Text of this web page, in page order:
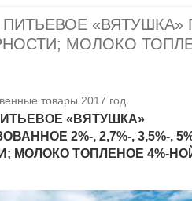
«ВЯТУШКА»
МОЛОКО
товары 2017 год
«ВЯТУШКА»
2%-, 2,7%-, 3,5%-,
МОЛОКО ТОПЛЕНОЕ 4%-